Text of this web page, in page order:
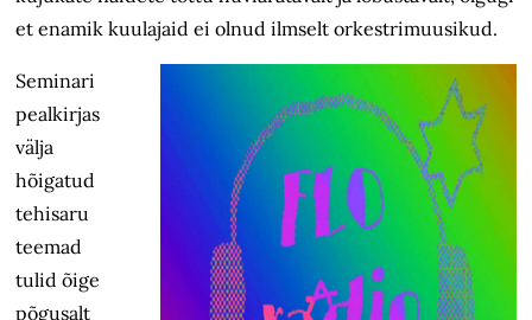
et enamik kuulajaid ei olnud ilmselt orkestrimuusikud.
Seminari
pealkirjas
välja
hõigatud
tehisaru
teemad
tulid õige
põgusalt